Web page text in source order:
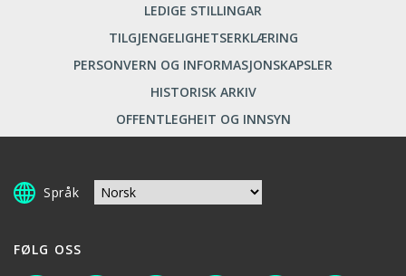
LEDIGE STILLINGAR
TILGJENGELIGHETSERKLÆRING
PERSONVERN OG INFORMASJONSKAPSLER
HISTORISK ARKIV
OFFENTLEGHEIT OG INNSYN
Språk
FØLG OSS